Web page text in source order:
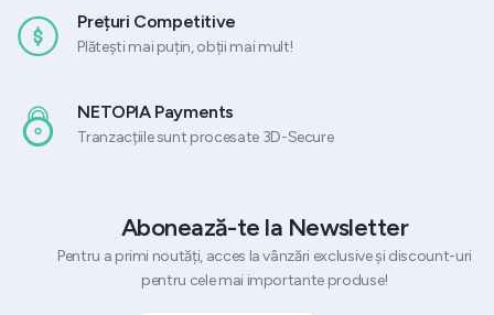
Prețuri Competitive
Plătești mai puțin, obții mai mult!
NETOPIA Payments
Tranzacțiile sunt procesate 3D-Secure
Abonează-te la Newsletter
Pentru a primi noutăți, acces la vânzări exclusive și discount-uri
pentru cele mai importante produse!